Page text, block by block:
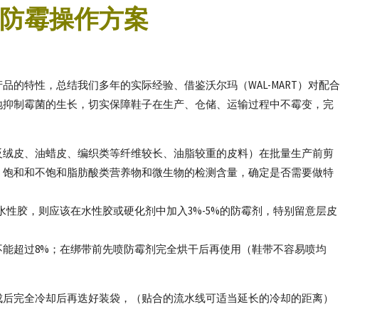
霉操作方案
特性，总结我们多年的实际经验、借鉴沃尔玛（WAL-MART）对配合
制霉菌的生长，切实保障鞋子在生产、仓储、运输过程中不霉变，完
皮、油蜡皮、编织类等纤维较长、油脂较重的皮料）在批量生产前剪
和和不饱和脂肪酸类营养物和微生物的检测含量，确定是否需要做特
胶，则应该在水性胶或硬化剂中加入3%-5%的防霉剂，特别留意层皮
超过8%；在绑带前先喷防霉剂完全烘干后再使用（鞋带不容易喷均
完全冷却后再迭好装袋，（贴合的流水线可适当延长的冷却的距离）